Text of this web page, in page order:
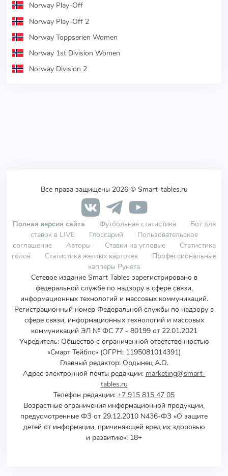
Norway Play-Off
Norway Play-Off 2
Norway Toppserien Women
Norway 1st Division Women
Norway Division 2
Все права защищены 2026 © Smart-tables.ru
Полная версия сайта Футбольная статистика
Бот для
ставок в LIVE
Глоссарий
Пользовательское
соглашение
Авторы Ставки на угловые
Статистика
голов
Статистика желтых карточек
Профессиональные
капперы Рунета
Сетевое издание Smart Tables зарегистрировано в
федеральной службе по надзору в сфере связи,
информационных технологий и массовых коммуникаций.
Регистрационный номер Федеральной службы по надзору в
сфере связи, информационных технологий и массовых
коммуникаций ЭЛ № ФС 77 - 80199 от 22.01.2021
Учредитель: Общество с ограниченной ответственностью
«Смарт Тейблс» (ОГРН: 1195081014391)
Главный редактор: Ордынец А.О.
Адрес электронной почты редакции: marketing@smart-
tables.ru
Телефон редакции: +7 915 815 47 05
Возрастные ограничения информационной продукции,
предусмотренные ФЗ от 29.12.2010 N436-ФЗ «О защите
детей от информации, причиняющей вред их здоровью
и развитию»: 18+